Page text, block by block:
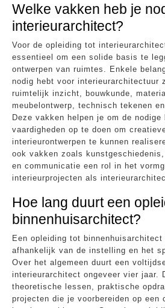
Welke vakken heb je
interieurarchitect?
Voor de opleiding tot
essentieel om een solide basis te
ontwerpen van ruimtes. Enkele
nodig hebt voor interieurarchitectuur
ruimtelijk inzicht, bouwkunde,
meubelontwerp, technisch tekenen
Deze vakken helpen je om de nodige
vaardigheden op te doen om
interieurontwerpen te kunnen
ook vakken zoals
en communicatie een rol in het
interieurprojecten als
Hoe lang duurt een
binnenhuisarchitect?
Een opleiding tot binnenhuisarchitect
afhankelijk van de instelling en het
Over het algemeen duurt een
interieurarchitect ongeveer vier jaar.
theoretische lessen, praktische
projecten die je voorbereiden op een